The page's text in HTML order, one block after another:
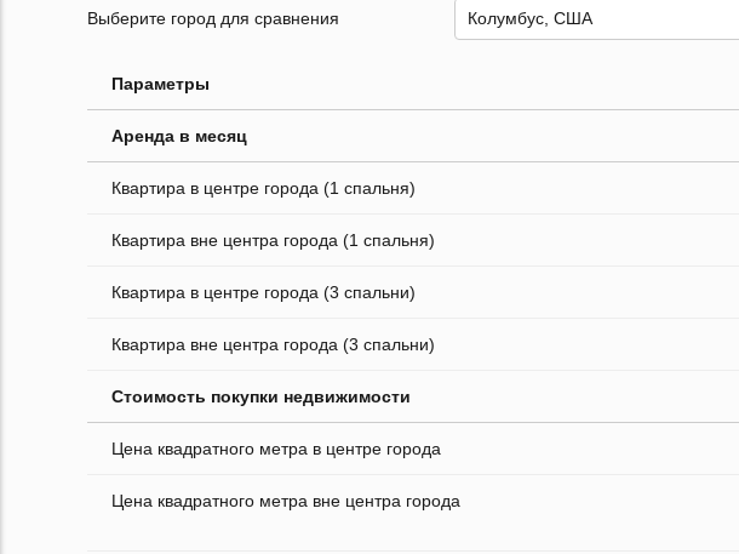
Выберите город для сравнения
Параметры
Аренда в месяц
Квартира в центре города (1 спальня)
Квартира вне центра города (1 спальня)
Квартира в центре города (3 спальни)
Квартира вне центра города (3 спальни)
Стоимость покупки недвижимости
Цена квадратного метра в центре города
Цена квадратного метра вне центра города